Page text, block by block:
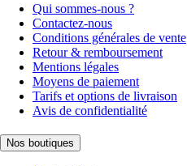
Qui sommes-nous ?
Contactez-nous
Conditions générales de vente
Retour & remboursement
Mentions légales
Moyens de paiement
Tarifs et options de livraison
Avis de confidentialité
Nos boutiques